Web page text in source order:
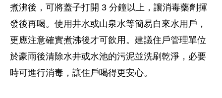
煮沸後，可將蓋子打開 3 分鐘以上，讓消毒藥劑揮
發後再喝。使用井水或山泉水等簡易自來水用戶，
更應注意確實煮沸後才可飲用。建議住戶管理單位
於豪雨後清除水井或水池的污泥並洗刷乾淨，必要
時可進行消毒，讓住戶喝得更安心。